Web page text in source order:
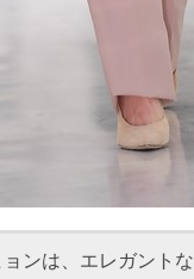
ンは、エレガント